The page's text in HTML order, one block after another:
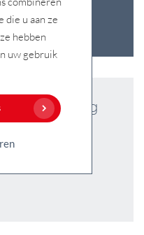
vandaag
die u aan ze
hebben
uw gebruik